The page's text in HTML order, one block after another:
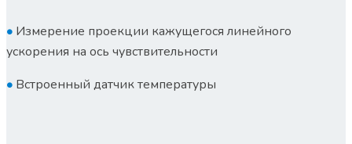
• Измерение проекции кажущегося линейного
ускорения на ось чувствительности
• Встроенный датчик температуры